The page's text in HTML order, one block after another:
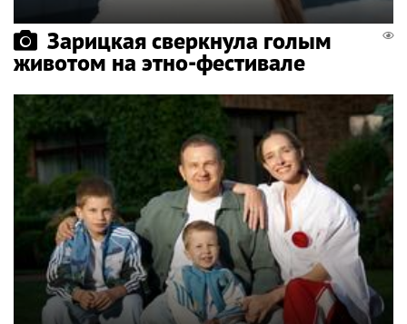
Зарицкая сверкнула голым
животом на этно-фестивале